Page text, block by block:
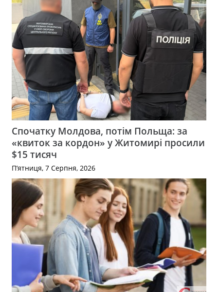
Спочатку Молдова, потім Польща: за
«квиток за кордон» у Житомирі просили
$15 тисяч
П’ятниця, 7 Серпня, 2026